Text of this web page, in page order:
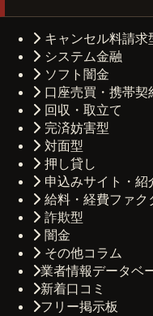
キャンセル料請求
システム金融
ソフト闇金
口座売買・携帯契
回収・取立て
完済妨害型
対面型
押し貸し
申込みサイト・紹
給料・経費ファク
詐欺型
闇金
その他コラム
業者情報データベ
新着口コミ
フリー掲示板